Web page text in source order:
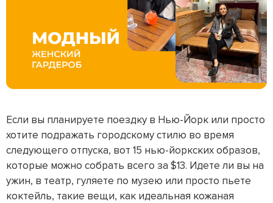
Если вы планируете поездку в Нью-Йорк или просто
хотите подражать городскому стилю во время
следующего отпуска, вот 15 нью-йоркских образов,
которые можно собрать всего за $13. Идете ли вы на
ужин, в театр, гуляете по музею или просто пьете
коктейль, такие вещи, как идеальная кожаная